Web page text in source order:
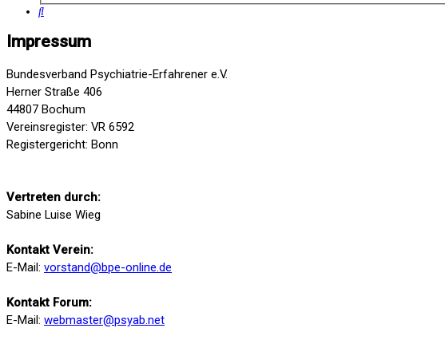
Suche
Impressum
Bundesverband Psychiatrie-Erfahrener e.V.
Herner Straße 406
44807 Bochum
Vereinsregister: VR 6592
Registergericht: Bonn
Vertreten durch:
Sabine Luise Wieg
Kontakt Verein:
E-Mail: vorstand@bpe-online.de
Kontakt Forum:
E-Mail: webmaster@psyab.net